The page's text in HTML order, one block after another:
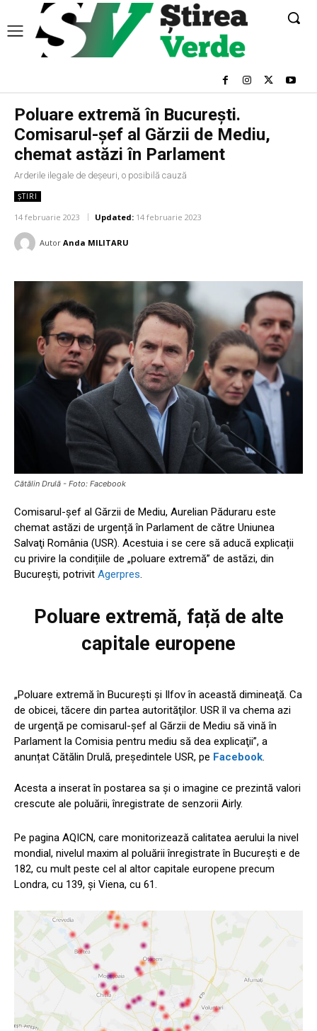
Poluare extremă în București.
Comisarul-șef al Gărzii de Mediu,
chemat astăzi în Parlament
Arderile ilegale de deșeuri, o posibilă cauză
ȘTIRI
14 februarie 2023 Updated: 14 februarie 2023
Autor Anda MILITARU
Cătălin Drulă - Foto: Facebook
Comisarul-șef al Gărzii de Mediu, Aurelian Păduraru este
chemat astăzi de urgență în Parlament de către Uniunea
Salvaţi România (USR). Acestuia i se cere să aducă explicații
cu privire la condițiile de „poluare extremă” de astăzi, din
București, potrivit Agerpres.
Poluare extremă, față de alte
capitale europene
„Poluare extremă în Bucureşti şi Ilfov în această dimineaţă. Ca
de obicei, tăcere din partea autorităţilor. USR îl va chema azi
de urgenţă pe comisarul-şef al Gărzii de Mediu să vină în
Parlament la Comisia pentru mediu să dea explicaţii”, a
anunțat Cătălin Drulă, președintele USR, pe Facebook.
Acesta a inserat în postarea sa și o imagine ce prezintă valori
crescute ale poluării, înregistrate de senzorii Airly.
Pe pagina AQICN, care monitorizează calitatea aerului la nivel
mondial, nivelul maxim al poluării înregistrate în București e de
182, cu mult peste cel al altor capitale europene precum
Londra, cu 139, și Viena, cu 61.